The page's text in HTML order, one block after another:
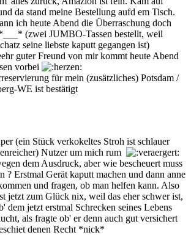
da stand meine Bestellung aufd em Tisch.
ich heute Abend die Überraschung doch
(zwei JUMBO-Tassen bestellt, weil
seine liebste kaputt gegangen ist)
guter Freund von mir kommt heute Abend
vorbei
für mein (zusätzliches) Potsdam /
WE ist bestätigt
(ein Stück verkokeltes Stroh ist schlauer
Nutzer um mich rum
dem Ausdruck, aber wie bescheuert muss
? Erstmal Gerät kaputt machen und dann anne
und fragen, ob man helfen kann. Also
jetzt zum Glück nix, weil das eher schwer ist,
dem jetzt erstmal Schrecken seines Lebens
als fragte ob' er denn auch gut versichert
denen Recht *nick*